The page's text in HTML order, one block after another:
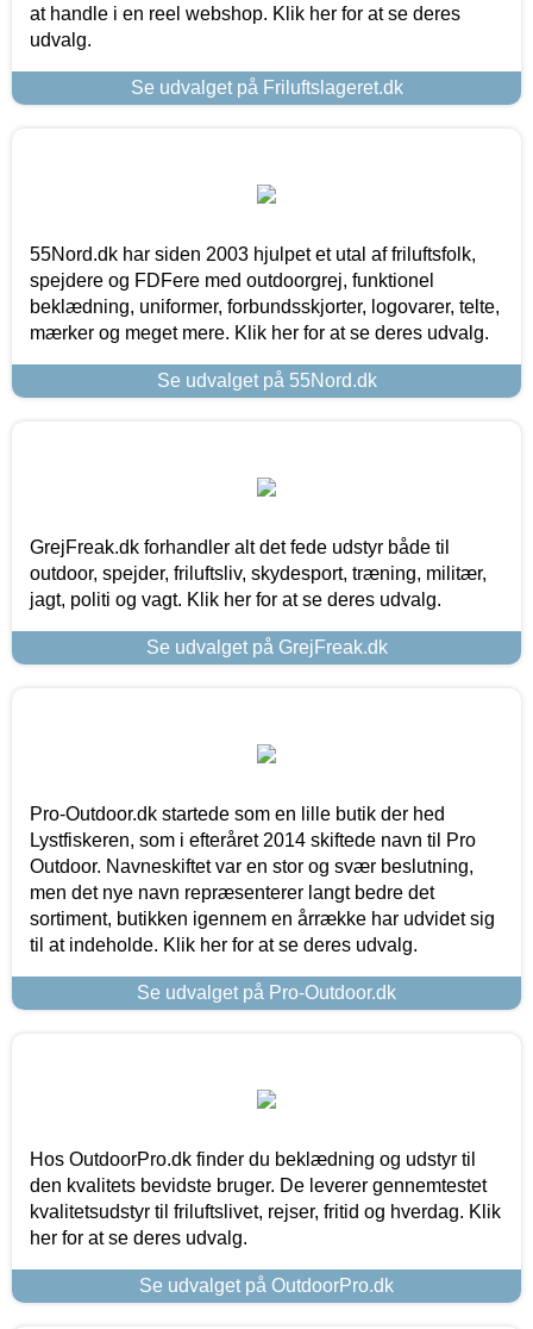
at handle i en reel webshop. Klik her for at se deres
udvalg.
Se udvalget på Friluftslageret.dk
55Nord.dk har siden 2003 hjulpet et utal af friluftsfolk,
spejdere og FDFere med outdoorgrej, funktionel
beklædning, uniformer, forbundsskjorter, logovarer, telte,
mærker og meget mere. Klik her for at se deres udvalg.
Se udvalget på 55Nord.dk
GrejFreak.dk forhandler alt det fede udstyr både til
outdoor, spejder, friluftsliv, skydesport, træning, militær,
jagt, politi og vagt. Klik her for at se deres udvalg.
Se udvalget på GrejFreak.dk
Pro-Outdoor.dk startede som en lille butik der hed
Lystfiskeren, som i efteråret 2014 skiftede navn til Pro
Outdoor. Navneskiftet var en stor og svær beslutning,
men det nye navn repræsenterer langt bedre det
sortiment, butikken igennem en årrække har udvidet sig
til at indeholde. Klik her for at se deres udvalg.
Se udvalget på Pro-Outdoor.dk
Hos OutdoorPro.dk finder du beklædning og udstyr til
den kvalitets bevidste bruger. De leverer gennemtestet
kvalitetsudstyr til friluftslivet, rejser, fritid og hverdag. Klik
her for at se deres udvalg.
Se udvalget på OutdoorPro.dk